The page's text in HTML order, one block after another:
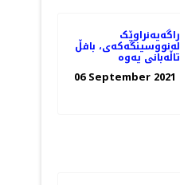
راگەیەنراوێک
لەنووسینگەکەى، بافڵ
تاڵەبانی یەوە
06 September 2021